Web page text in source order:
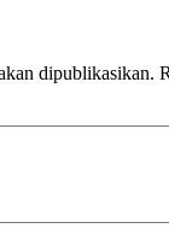
dipublikasikan.